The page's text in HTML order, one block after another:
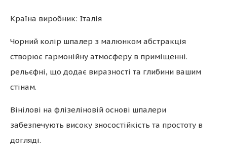
Країна виробник: Італія
Чорний колір шпалер з малюнком абстракція
створює гармонійну атмосферу в приміщенні.
рельєфні, що додає виразності та глибини вашим
стінам.
Вінілові на флізеліновій основі шпалери
забезпечують високу зносостійкість та простоту в
догляді.